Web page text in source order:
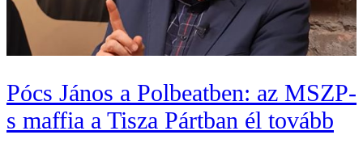
Pócs János a Polbeatben: az MSZP-
s maffia a Tisza Pártban él tovább